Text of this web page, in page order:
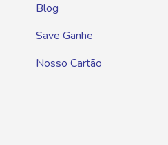
Blog
Save Ganhe
Nosso Cartão